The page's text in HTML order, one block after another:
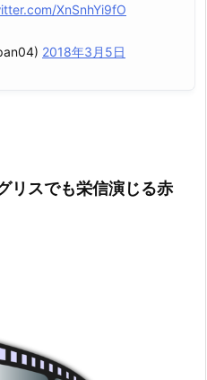
XnSnhYi9fO
2018年3月5日
リスでも栄信演じる赤